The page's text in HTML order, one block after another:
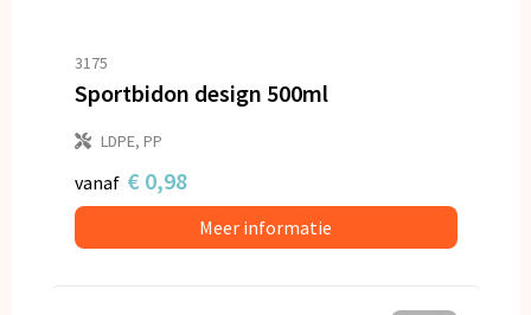
3175
Sportbidon design 500ml
LDPE, PP
vanaf € 0,98
Meer informatie